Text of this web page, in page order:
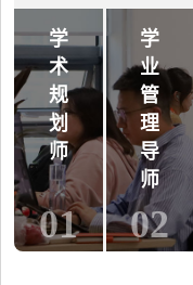
学
术
规
划
师
01
学
业
管
理
导
师
02